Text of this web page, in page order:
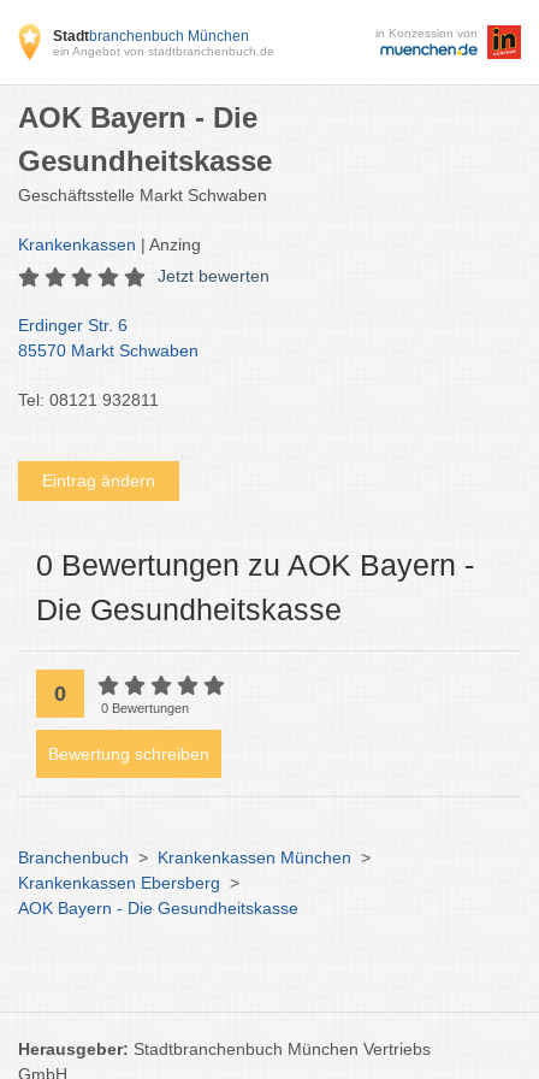
Stadtbranchenbuch München
ein Angebot von stadtbranchenbuch.de
in Konzession von
AOK Bayern - Die
Gesundheitskasse
Geschäftsstelle Markt Schwaben
Krankenkassen | Anzing
Jetzt bewerten
Erdinger Str. 6
85570 Markt Schwaben
Tel: 08121 932811
Eintrag ändern
0 Bewertungen zu AOK Bayern -
Die Gesundheitskasse
0
0 Bewertungen
Bewertung schreiben
Branchenbuch > Krankenkassen München >
Krankenkassen Ebersberg >
AOK Bayern - Die Gesundheitskasse
Herausgeber: Stadtbranchenbuch München Vertriebs
GmbH